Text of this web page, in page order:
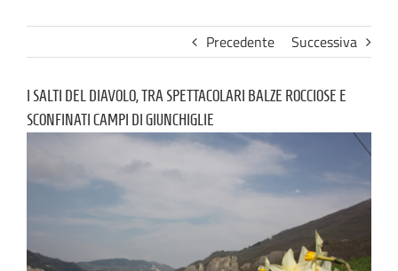
Precedente Successiva
I SALTI DEL DIAVOLO, TRA SPETTACOLARI BALZE ROCCIOSE E
SCONFINATI CAMPI DI GIUNCHIGLIE